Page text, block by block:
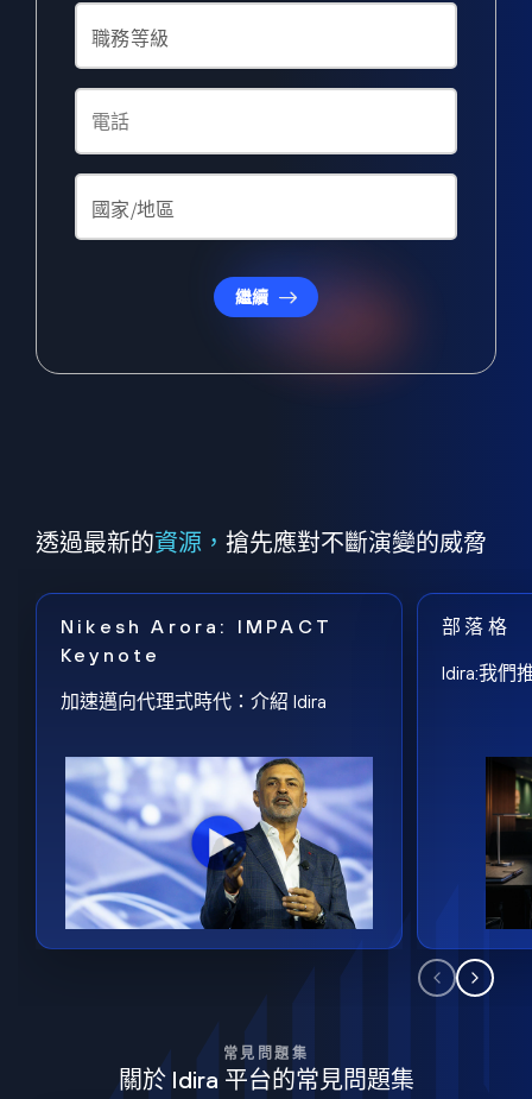
繼續
透過最新的資源， 搶先應對不斷演變的威脅
Nikesh Arora: IMPACT
Keynote
加速邁向代理式時代：介紹 Idira
部落格
Idira:我們
常見問題集
關於 Idira 平台的常見問題集